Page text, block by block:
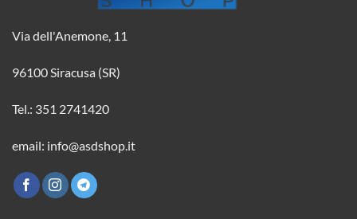
Via dell'Anemone, 11
96100 Siracusa (SR)
Tel.: 351 2741420
email: info@asdshop.it